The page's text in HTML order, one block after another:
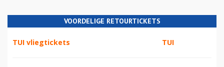
VOORDELIGE RETOURTICKETS
TUI vliegtickets TUI